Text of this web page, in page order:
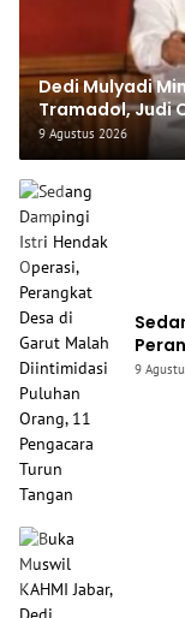
Dedi Mulyadi
Tramadol, Judi
9 Agustus 2026
9